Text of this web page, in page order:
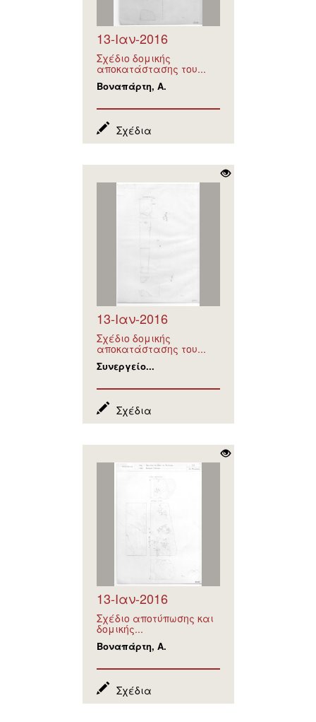
13-Ιαν-2016
Σχέδιο δομικής
αποκατάστασης του...
Βοναπάρτη, Α.
Σχέδια
13-Ιαν-2016
Σχέδιο δομικής
αποκατάστασης του...
Συνεργείο...
Σχέδια
13-Ιαν-2016
Σχέδιο αποτύπωσης και
δομικής...
Βοναπάρτη, Α.
Σχέδια